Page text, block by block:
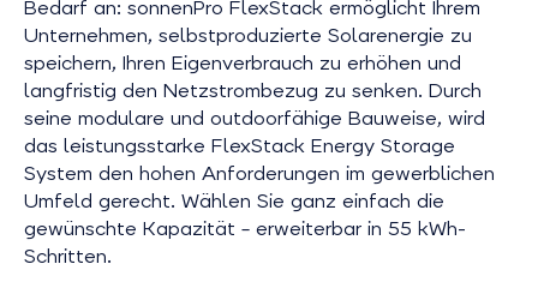
Bedarf an: sonnenPro FlexStack ermöglicht Ihrem
Unternehmen, selbstproduzierte Solarenergie zu
speichern, Ihren Eigenverbrauch zu erhöhen und
langfristig den Netzstrombezug zu senken. Durch
seine modulare und outdoorfähige Bauweise, wird
das leistungsstarke FlexStack Energy Storage
System den hohen Anforderungen im gewerblichen
Umfeld gerecht. Wählen Sie ganz einfach die
gewünschte Kapazität – erweiterbar in 55 kWh-
Schritten.